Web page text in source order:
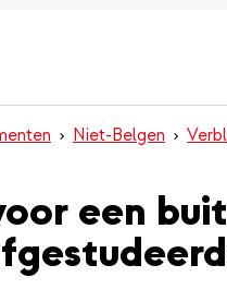
Niet-Belgen
een